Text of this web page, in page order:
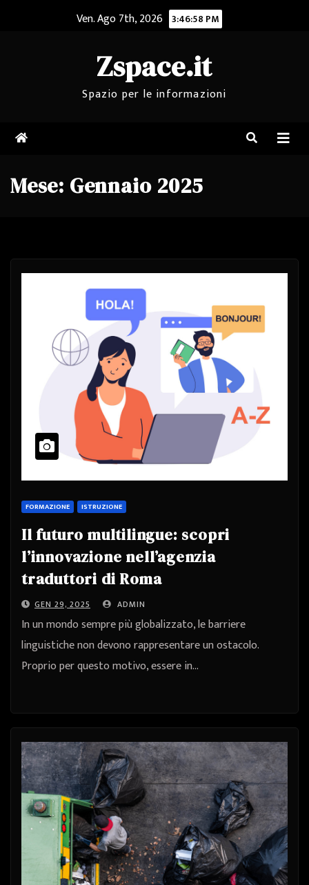
Ven. Ago 7th, 2026 3:46:59 PM
Zspace.it
Spazio per le informazioni
Mese: Gennaio 2025
FORMAZIONE ISTRUZIONE
Il futuro multilingue: scopri
l’innovazione nell’agenzia
traduttori di Roma
GEN 29, 2025 ADMIN
In un mondo sempre più globalizzato, le barriere
linguistiche non devono rappresentare un ostacolo.
Proprio per questo motivo, essere in…